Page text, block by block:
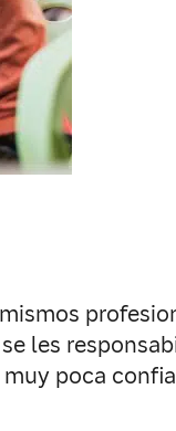
les
poca